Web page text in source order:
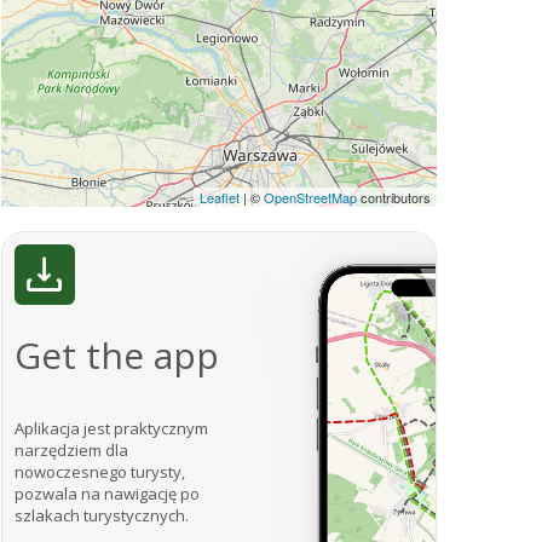
Leaflet |©OpenStreetMapcontributors
Get the app
Aplikacja jest praktycznym
narzędziem dla
nowoczesnego turysty,
pozwala na nawigację po
szlakach turystycznych.